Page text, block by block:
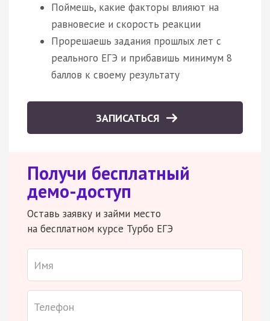
Поймешь, какие факторы влияют на
равновесие и скорость реакции
Прорешаешь задания прошлых лет с
реального ЕГЭ и прибавишь минимум 8
баллов к своему результату
ЗАПИСАТЬСЯ
Получи бесплатный
демо-доступ
Оставь заявку и займи место
на бесплатном курсе Турбо ЕГЭ